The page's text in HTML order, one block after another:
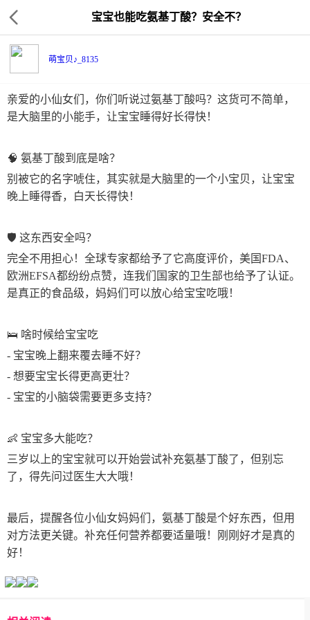
宝宝也能吃氨基丁酸？安全不？
萌宝贝♪_8135
亲爱的小仙女们，你们听说过氨基丁酸吗？这货可不简单，
是大脑里的小能手，让宝宝睡得好长得快！
🧠 氨基丁酸到底是啥？
别被它的名字唬住，其实就是大脑里的一个小宝贝，让宝宝
晚上睡得香，白天长得快！
🛡 这东西安全吗？
完全不用担心！全球专家都给予了它高度评价，美国FDA、
欧洲EFSA都纷纷点赞，连我们国家的卫生部也给予了认证。
是真正的食品级，妈妈们可以放心给宝宝吃哦！
🛌 啥时候给宝宝吃
- 宝宝晚上翻来覆去睡不好？
- 想要宝宝长得更高更壮？
- 宝宝的小脑袋需要更多支持？
👶 宝宝多大能吃？
三岁以上的宝宝就可以开始尝试补充氨基丁酸了，但别忘
了，得先问过医生大大哦！
最后，提醒各位小仙女妈妈们，氨基丁酸是个好东西，但用
对方法更关键。补充任何营养都要适量哦！刚刚好才是真的
好！